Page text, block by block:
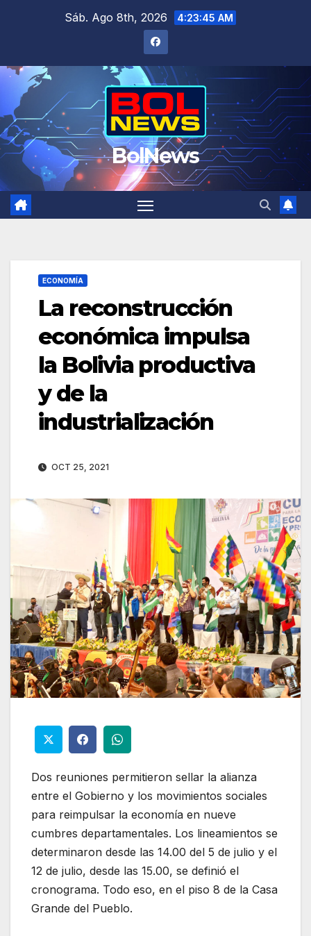
Sáb. Ago 8th, 2026 4:23:46 AM
BolNews
ECONOMÍA
La reconstrucción
económica impulsa
la Bolivia productiva
y de la
industrialización
OCT 25, 2021
Dos reuniones permitieron sellar la alianza
entre el Gobierno y los movimientos sociales
para reimpulsar la economía en nueve
cumbres departamentales. Los lineamientos se
determinaron desde las 14.00 del 5 de julio y el
12 de julio, desde las 15.00, se definió el
cronograma. Todo eso, en el piso 8 de la Casa
Grande del Pueblo.